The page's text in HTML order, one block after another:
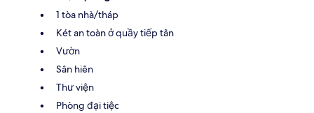
1 tòa nhà/tháp
Két an toàn ở quầy tiếp tân
Vườn
Sân hiên
Thư viện
Phòng đại tiệc